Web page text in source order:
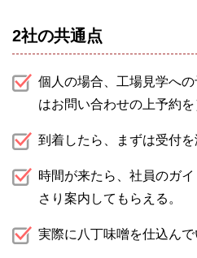
2社の共通点
個人の場合、工場見学へ
はお問い合わせの上予約を
到着したら、まずは受付を
時間が来たら、社員のガ
さり案内してもらえる。
実際に八丁味噌を仕込んで